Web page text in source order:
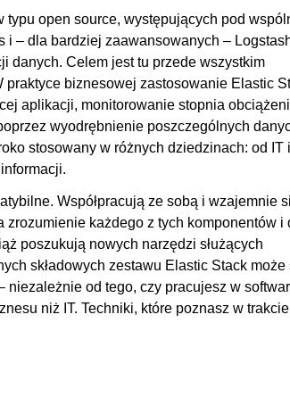
OGLĄDAJ »
open source, występujących pod
i – dla bardziej zaawansowanych –
danych. Celem jest tu przede wszystkim
biznesowej zastosowanie Elastic
aplikacji, monitorowanie stopnia
wyodrębnienie poszczególnych
stosowany w różnych dziedzinach: od IT i
Współpracują ze sobą i wzajemnie
zrozumienie każdego z tych komponentów i
poszukują nowych narzędzi służących
składowych zestawu Elastic Stack może
niezależnie od tego, czy pracujesz w
niż IT. Techniki, które poznasz w